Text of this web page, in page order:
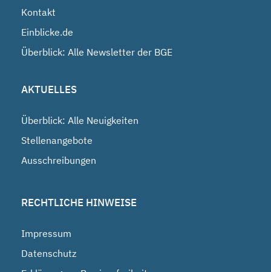
Kontakt
Einblicke.de
Überblick: Alle Newsletter der BGE
AKTUELLES
Überblick: Alle Neuigkeiten
Stellenangebote
Ausschreibungen
RECHTLICHE HINWEISE
Impressum
Datenschutz